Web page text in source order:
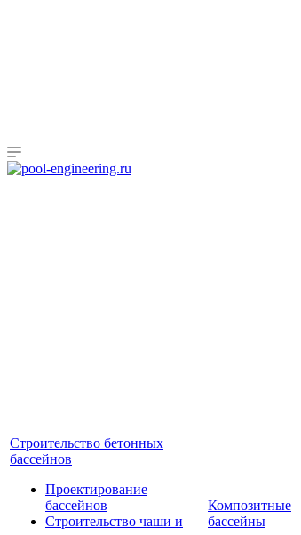
Строительство бетонных
бассейнов
Проектирование
бассейнов
Строительство чаши и
Композитные
бассейны